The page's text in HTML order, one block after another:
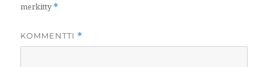
merkitty*
KOMMENTTI *